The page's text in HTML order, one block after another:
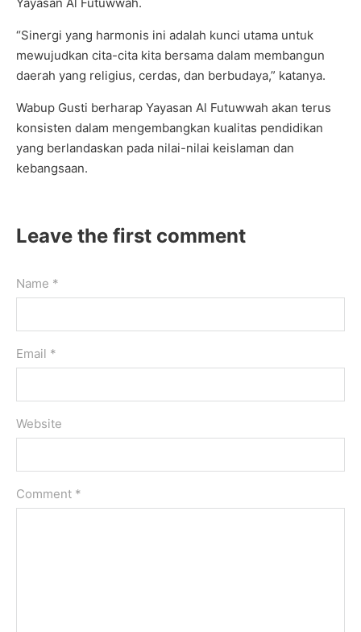
“Sinergi yang harmonis ini adalah kunci utama untuk
mewujudkan cita-cita kita bersama dalam membangun
daerah yang religius, cerdas, dan berbudaya,” katanya.
Wabup Gusti berharap Yayasan Al Futuwwah akan terus
konsisten dalam mengembangkan kualitas pendidikan
yang berlandaskan pada nilai-nilai keislaman dan
kebangsaan.
Leave the first comment
Name *
Email *
Website
Comment *